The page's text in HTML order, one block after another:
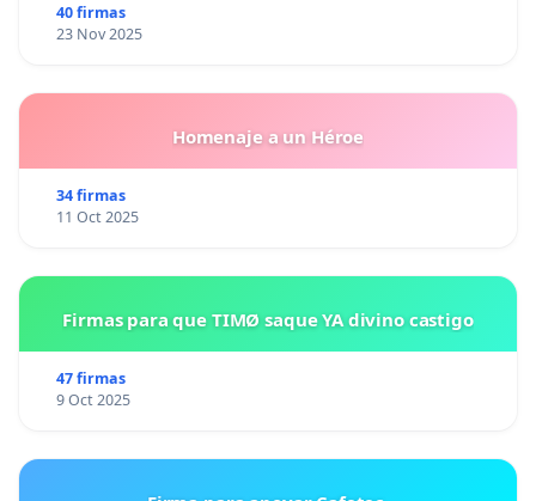
40 firmas
23 Nov 2025
Homenaje a un Héroe
34 firmas
11 Oct 2025
Firmas para que TIMØ saque YA divino castigo
47 firmas
9 Oct 2025